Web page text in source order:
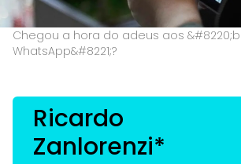
Chegou a hora do adeus aos
WhatsApp&#8221;?
Ricardo
Zanlorenzi*